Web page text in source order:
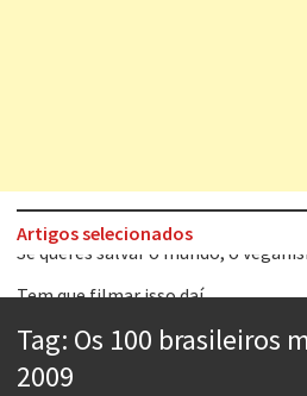
Artigos selecionados
Aprender a fracassar é o segredo do
Tag: Os 100 brasileiros
2009